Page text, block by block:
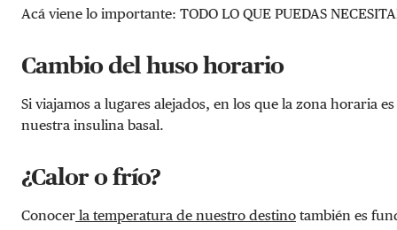
Acá viene lo importante: TODO LO QUE PUEDAS
Cambio del huso horario
Si viajamos a lugares alejados, en los que la zona
nuestra insulina basal.
¿Calor o frío?
Conocer la temperatura de nuestro destino también es